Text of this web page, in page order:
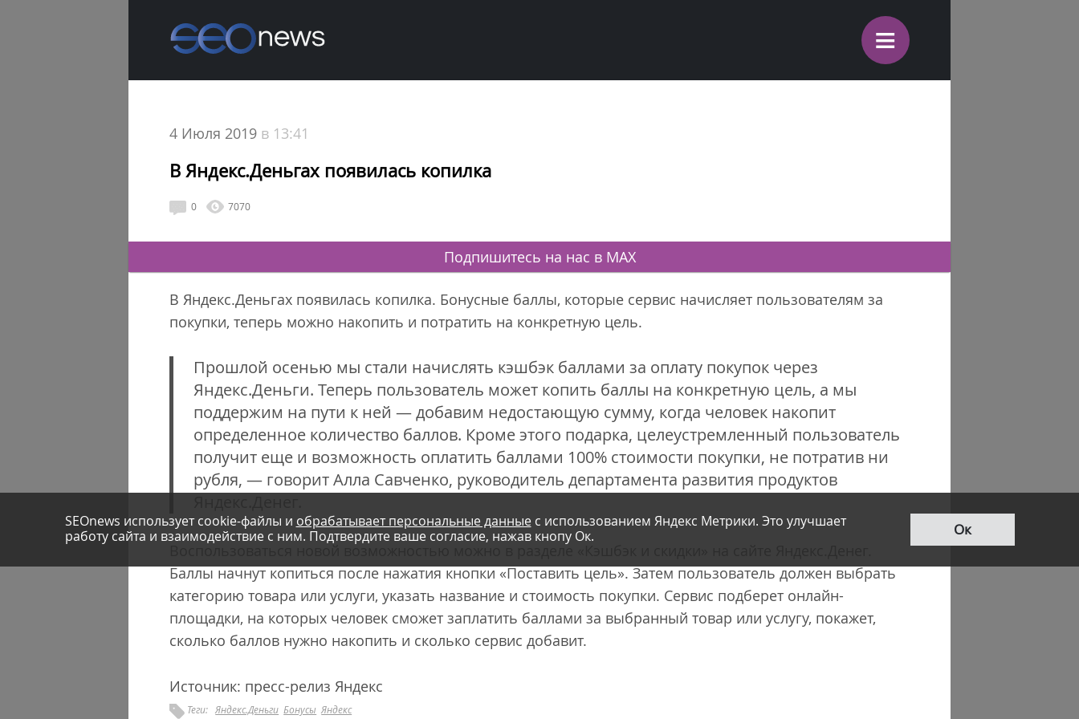
≡
4 Июля 2019 в 13:41
В Яндекс.Деньгах появилась копилка
0 7070
Подпишитесь на нас в MAX
В Яндекс.Деньгах появилась копилка. Бонусные баллы, которые сервис начисляет пользователям за
покупки, теперь можно накопить и потратить на конкретную цель.
Прошлой осенью мы стали начислять кэшбэк баллами за оплату покупок через
Яндекс.Деньги. Теперь пользователь может копить баллы на конкретную цель, а мы
поддержим на пути к ней — добавим недостающую сумму, когда человек накопит
определенное количество баллов. Кроме этого подарка, целеустремленный пользователь
получит еще и возможность оплатить баллами 100% стоимости покупки, не потратив ни
рубля, — говорит Алла Савченко, руководитель департамента развития продуктов
Воспользоваться новой возможностью можно в разделе «Кэшбэк и скидки» на сайте Яндекс.Денег.
Баллы начнут копиться после нажатия кнопки «Поставить цель». Затем пользователь должен выбрать
категорию товара или услуги, указать название и стоимость покупки. Сервис подберет онлайн-
площадки, на которых человек сможет заплатить баллами за выбранный товар или услугу, покажет,
сколько баллов нужно накопить и сколько сервис добавит.
Источник: пресс-релиз Яндекс
Теги: Яндекс.Деньги Бонусы Яндекс
SEOnews использует cookie-файлы и обрабатывает персональные данныес использованием Яндекс Метрики. Это улучшает
работу сайта и взаимодействие с ним. Подтвердите ваше согласие, нажав кнопу Ок.
Ок